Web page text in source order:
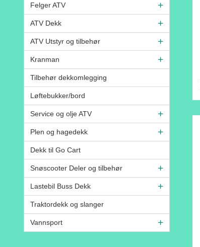
Felger ATV
ATV Dekk
ATV Utstyr og tilbehør
Kranman
Tilbehør dekkomlegging
Løftebukker/bord
Service og olje ATV
Plen og hagedekk
Dekk til Go Cart
Snøscooter Deler og tilbehør
Lastebil Buss Dekk
Traktordekk og slanger
Vannsport